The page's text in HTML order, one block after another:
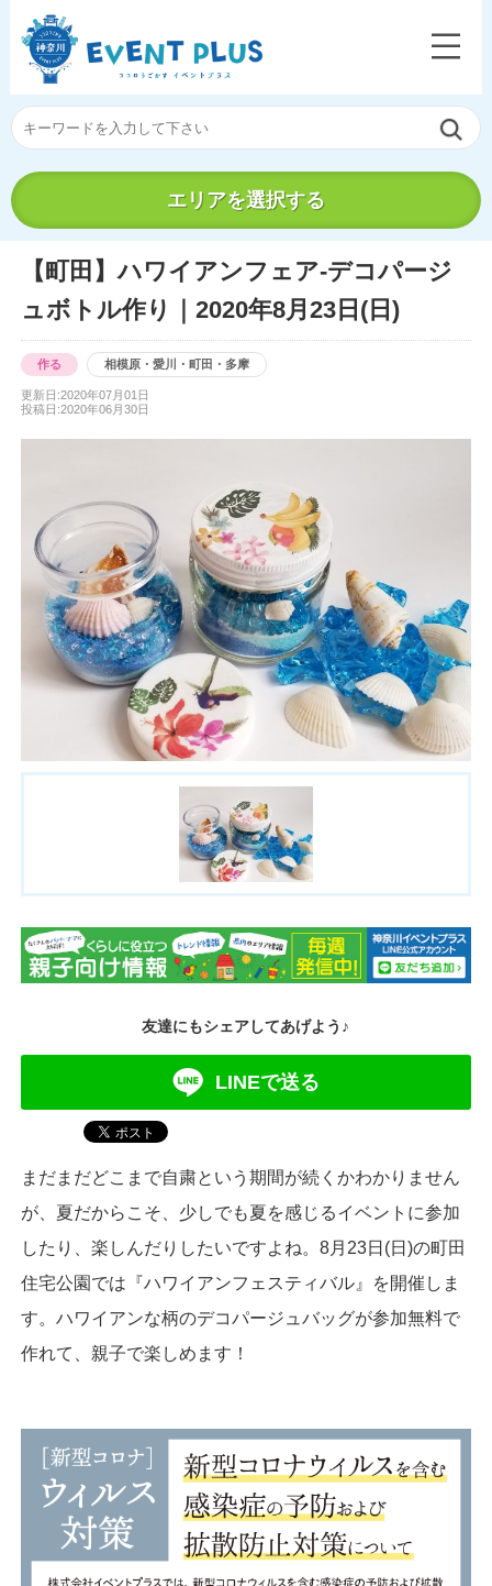
エリアを選択する
【町田】ハワイアンフェア-デコパージ
ュボトル作り｜2020年8月23日(日)
作る 相模原・愛川・町田・多摩
更新日:2020年07月01日
投稿日:2020年06月30日
友達にもシェアしてあげよう♪
LINEで送る
まだまだどこまで自粛という期間が続くかわかりません
が、夏だからこそ、少しでも夏を感じるイベントに参加
したり、楽しんだりしたいですよね。8月23日(日)の町田
住宅公園では『ハワイアンフェスティバル』を開催しま
す。ハワイアンな柄のデコパージュバッグが参加無料で
作れて、親子で楽しめます！